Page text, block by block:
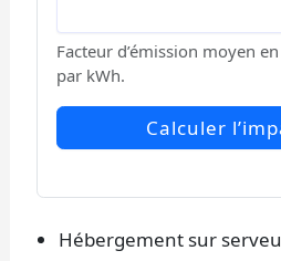
Facteur d’émission moyen
par kWh.
Calculer
Hébergement sur